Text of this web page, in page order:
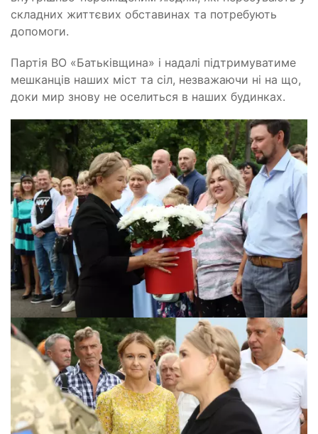
складних життєвих обставинах та потребують
допомоги.
Партія ВО «Батьківщина» і надалі підтримуватиме
мешканців наших міст та сіл, незважаючи ні на що,
доки мир знову не оселиться в наших будинках.